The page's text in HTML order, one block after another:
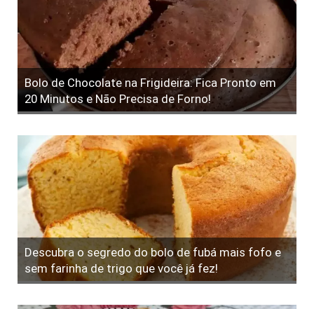
Bolo de Chocolate na Frigideira: Fica Pronto em
20 Minutos e Não Precisa de Forno!
Descubra o segredo do bolo de fubá mais fofo e
sem farinha de trigo que você já fez!